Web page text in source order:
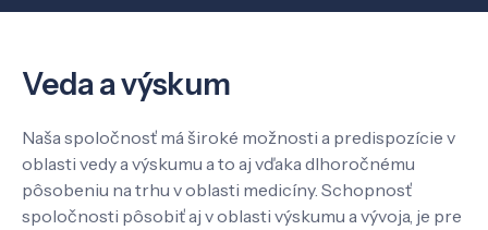
Pôsobenie
Know-how
Veda a výskum
Naša spoločnosť má široké možnosti a predispozície v
oblasti vedy a výskumu a to aj vďaka dlhoročnému
pôsobeniu na trhu v oblasti medicíny. Schopnosť
spoločnosti pôsobiť aj v oblasti výskumu a vývoja, je pre